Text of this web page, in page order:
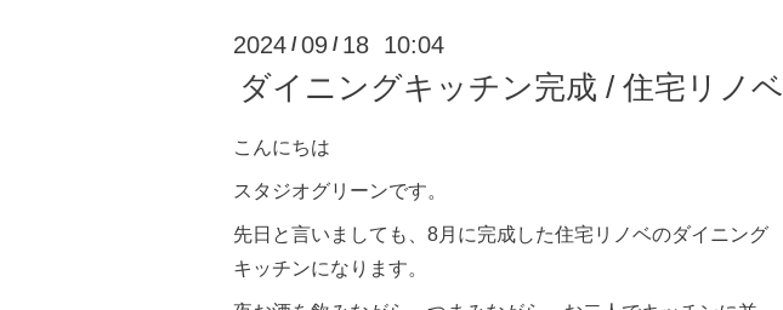
2024 /09 / 18 10:04
ダイニングキッチン完成 / 住宅リノベ
こんにちは
スタジオグリーンです。
先日と言いましても、8月に完成した住宅リノベのダイニング
キッチンになります。